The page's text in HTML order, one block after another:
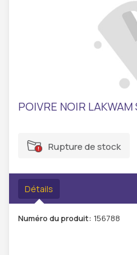
POIVRE NOIR
Rupture de stock
Détails
Numéro du produit: 156788